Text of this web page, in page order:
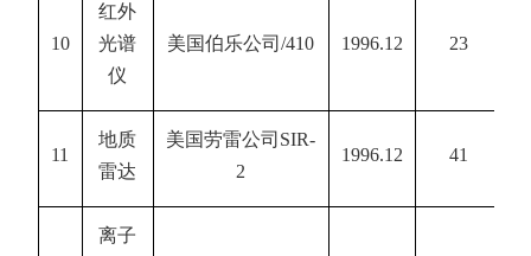
10
红外
光谱
仪
美国伯乐公司 /410 1996.12 23
11
地质
雷达
美国劳雷公司 SIR-
2
1996.12 41
离子